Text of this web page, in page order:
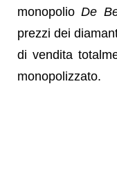
monopolioDe
prezzi dei
di vendita
monopolizzato.